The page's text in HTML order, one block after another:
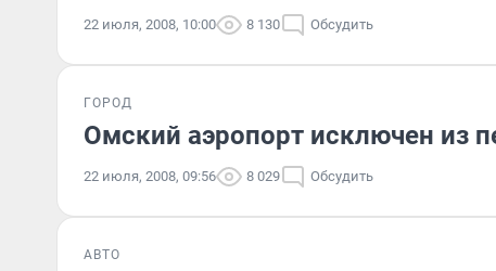
22 июля, 2008, 10:00 8 130 Обсудить
ГОРОД
Омский аэропорт исключен из
22 июля, 2008, 09:56 8 029 Обсудить
АВТО